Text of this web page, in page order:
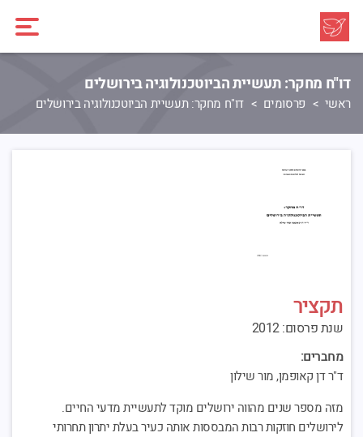
דו"ח מחקר: תעשיית הביוטכנולוגיה בירושלים
ראשי פרסומים דו"ח מחקר: תעשיית הביוטכנולוגיה בירושלים
תקציר
שנת פרסום: 2012
מחברים:
ד"ר דן קאופמן, מור שילון
מזה מספר שנים מהווה ירושלים מוקד לתעשיית מדעי החיים.
לירושלים חוזקות רבות המבססות אותה כעיר בעלת יתרון תחרותי